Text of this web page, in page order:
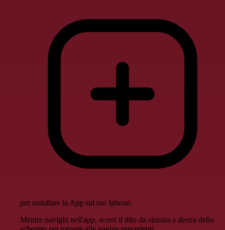
per installare la App sul tuo Iphone.
Mentre navighi nell'app, scorri il dito da sinistra a destra dello